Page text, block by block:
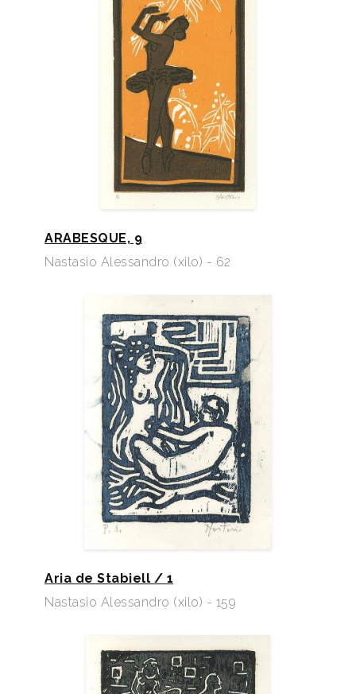
ARABESQUE, 9
Nastasio Alessandro (xilo) - 62
Aria de Stabiell / 1
Nastasio Alessandro (xilo) - 159